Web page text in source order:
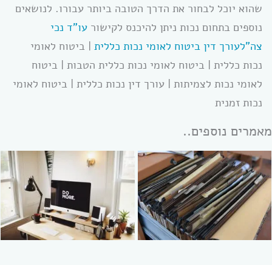
שהוא יוכל לבחור את הדרך הטובה ביותר עבורו. לנושאים
נוספים בתחום נכות ניתן להיכנס לקישור עו”ד נכי
צה”לעורך דין ביטוח לאומי נכות כללית | ביטוח לאומי
נכות כללית | ביטוח לאומי נכות כללית הטבות | ביטוח
לאומי נכות לצמיתות | עורך דין נכות כללית | ביטוח לאומי
נכות זמנית
מאמרים נוספים..